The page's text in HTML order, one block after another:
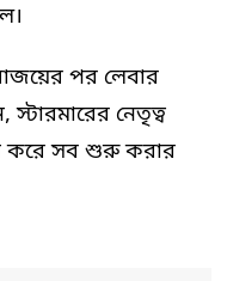
পর লেবার
নেতৃত্ব
করে সব শুরু করার